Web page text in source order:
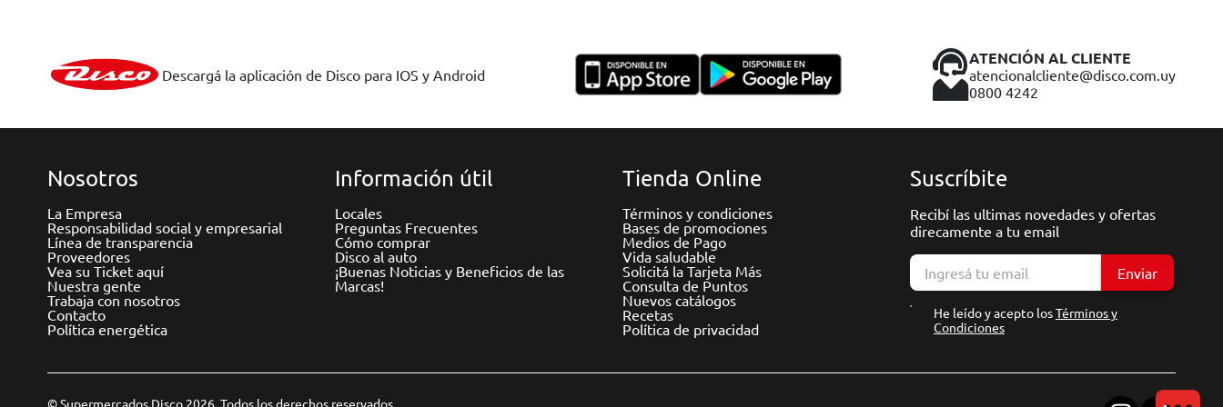
Descargá la aplicación de Disco para IOS y Android
ATENCIÓN AL CLIENTE
atencionalcliente@disco.com.uy
0800 4242
Nosotros
La Empresa
Responsabilidad social y empresarial
Línea de transparencia
Proveedores
Vea su Ticket aquí
Nuestra gente
Trabaja con nosotros
Contacto
Política energética
Información útil
Locales
Preguntas Frecuentes
Cómo comprar
Disco al auto
¡Buenas Noticias y Beneficios de las
Marcas!
Tienda Online
Términos y condiciones
Bases de promociones
Medios de Pago
Vida saludable
Solicitá la Tarjeta Más
Consulta de Puntos
Nuevos catálogos
Recetas
Política de privacidad
Suscríbite
Recibí las ultimas novedades y ofertas
direcamente a tu email
Enviar
He leído y acepto losTérminos y
Condiciones
© Supermercados Disco 2026. Todos los derechos reservados